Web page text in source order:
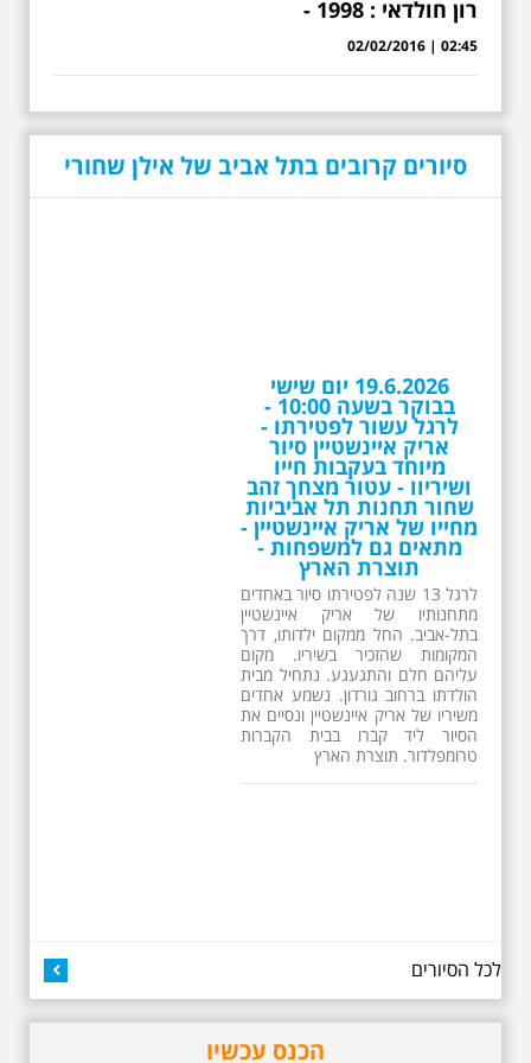
רון חולדאי : 1998 -
02:45 | 02/02/2016
סיורים קרובים בתל אביב של אילן שחורי
19.6.2026 יום שישי
בבוקר בשעה 10:00 -
לרגל עשור לפטירתו -
אריק איינשטיין סיור
בתל-אביב. החל ממקום ילדותו, דרך
המקומות שהזכיר בשיריו. מקום
עליהם חלם והתגעגע. נתחיל מבית
הולדתו ברחוב גורדון. נשמע אחדים
משיריו של אריק איינשטיין ונסיים את
הסיור ליד קברו בבית הקברות
טרומפלדור. תוצרת הארץ
26.6.2026 - שישי בבוקר
ב 10:00 אריק איינשטיין
סיור מיוחד בעקבות חייו
ושיריו - עטור מצחך זהב
עליהם חלם והתגעגע. נתחיל מבית
משיריו של אריק איינשטיין ונסיים את
הסיור ליד קברו בבית הקברות
טרומפלדור. תוצרת הארץ
לכל הסיורים
הכנס עכשיו